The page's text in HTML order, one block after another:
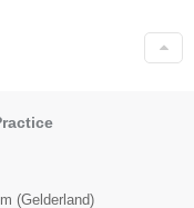
(Gelderland)